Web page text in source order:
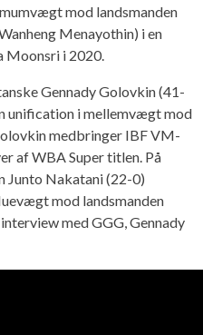
mod landsmanden
Menayothin) i en
Moonsri i 2020.
Gennady Golovkin (41-
unification i mellemvægt mod
medbringer IBF VM-
af WBA Super titlen. På
Junto Nakatani (22-0)
mod landsmanden
med GGG, Gennady